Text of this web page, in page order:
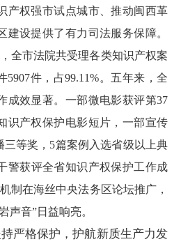
产权强市试点城市、推动闽西革
建设提供了有力司法服务保障。
全市法院共受理各类知识产权案
5907件，占99.11%。五年来，全
成效显著。一部微电影获评第37
识产权保护电影短片，一部宣传
三等奖，5篇案例入选省级以上典
警获评全省知识产权保护工作成
制在海丝中央法务区论坛推广，
声音”日益响亮。
格保护，护航新质生产力发